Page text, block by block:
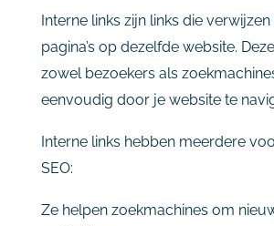
Interne links zijn links die verwijzen
pagina’s op dezelfde website. Deze
zowel bezoekers als
eenvoudig door je website te
Interne links hebben meerdere
SEO:
Ze helpen zoekmachines om